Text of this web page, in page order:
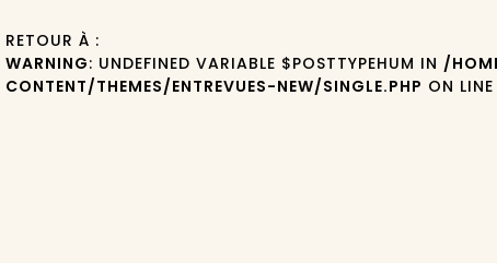
RETOUR À :
WARNING: UNDEFINED VARIABLE $POSTTYPEHUM IN /
CONTENT/THEMES/ENTREVUES-NEW/SINGLE.PHP ON